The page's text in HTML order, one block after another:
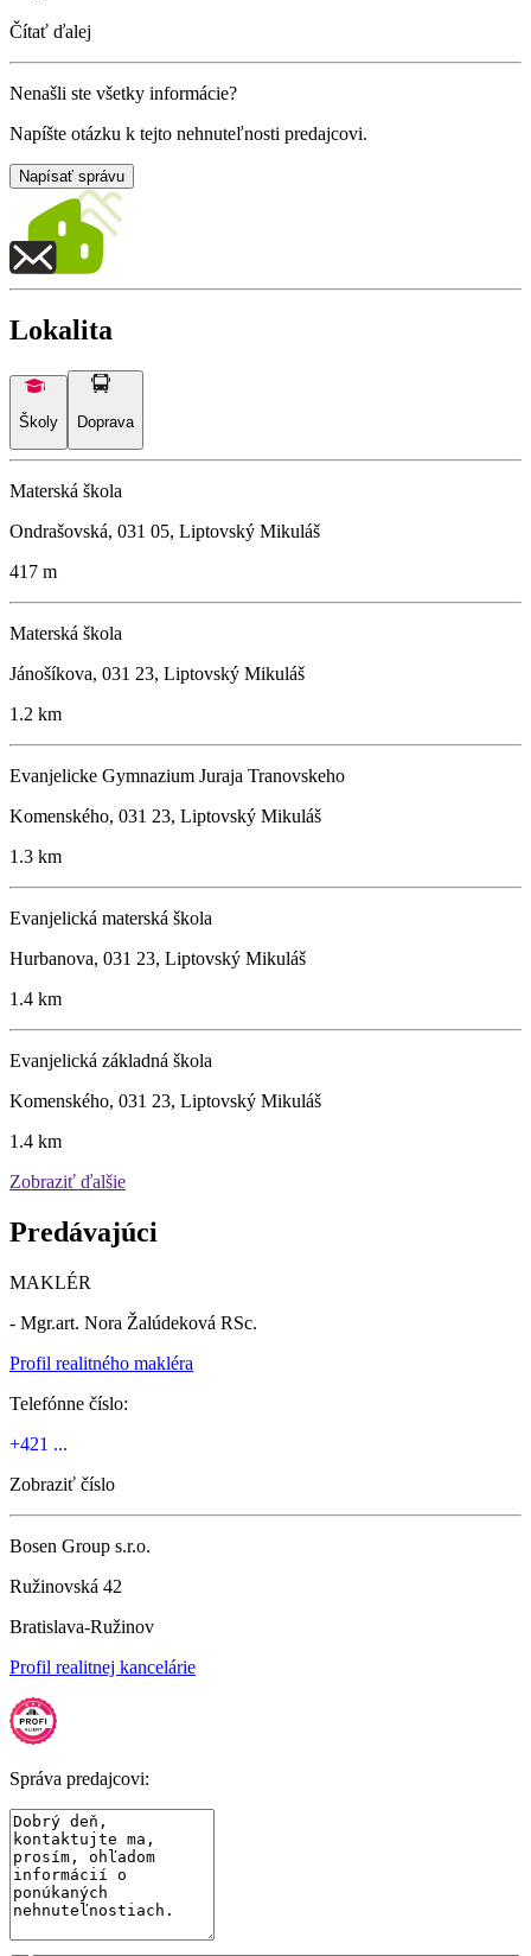
Čítať ďalej
Nenašli ste všetky informácie?
Napíšte otázku k tejto nehnuteľnosti predajcovi.
Napísať správu
Lokalita
Školy Doprava
Materská škola
Ondrašovská, 031 05, Liptovský Mikuláš
417 m
Materská škola
Jánošíkova, 031 23, Liptovský Mikuláš
1.2 km
Evanjelicke Gymnazium Juraja Tranovskeho
Komenského, 031 23, Liptovský Mikuláš
1.3 km
Evanjelická materská škola
Hurbanova, 031 23, Liptovský Mikuláš
1.4 km
Evanjelická základná škola
Komenského, 031 23, Liptovský Mikuláš
1.4 km
Zobraziť ďalšie
Predávajúci
MAKLÉR
- Mgr.art. Nora Žalúdeková RSc.
Profil realitného makléra
Telefónne číslo:
+421 ...
Zobraziť číslo
Bosen Group s.r.o.
Ružinovská 42
Bratislava-Ružinov
Profil realitnej kancelárie
Správa predajcovi: